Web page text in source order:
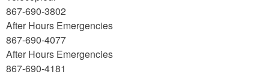
867-690-3802
After Hours Emergencies
867-690-4077
After Hours Emergencies
867-690-4181